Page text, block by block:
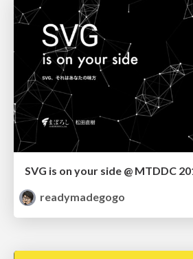
SVG is on your side @ MTDDC
readymadegogo